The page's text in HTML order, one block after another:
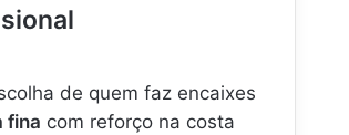
de quem faz encaixes
fina com reforço na costa